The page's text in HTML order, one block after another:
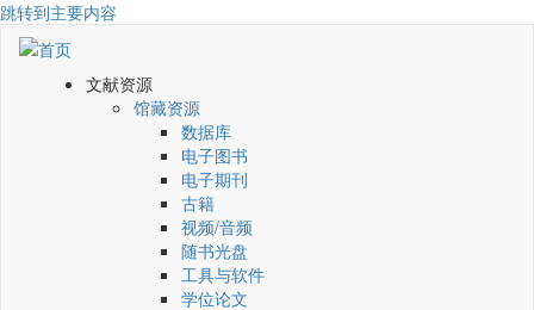
跳转到主要内容
文献资源
馆藏资源
数据库
电子图书
电子期刊
古籍
视频/音频
随书光盘
工具与软件
学位论文